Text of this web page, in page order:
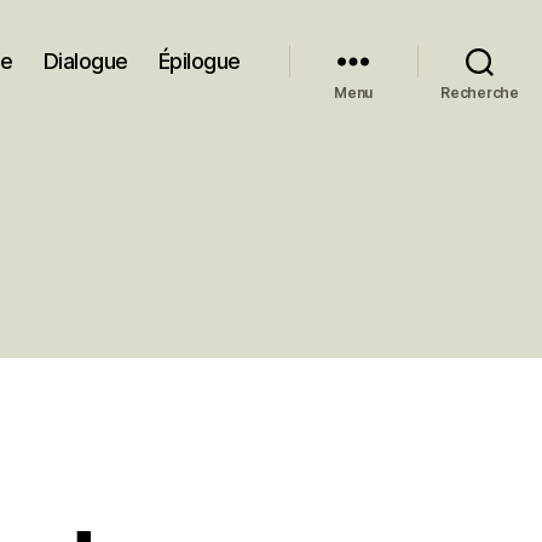
Dialogue Épilogue
Menu Recherche